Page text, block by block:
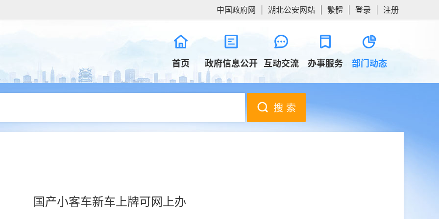
中国政府网 湖北公安网站 繁體 登录 注册
首页 政府信息公开 互动交流 办事服务 部门动态
搜 索
国产小客车新车上牌可网上办